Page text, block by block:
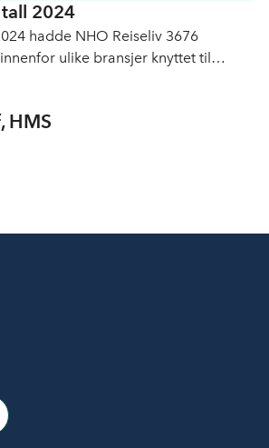
2024
hadde NHO Reiseliv 3676
ulike bransjer knyttet til
HMS